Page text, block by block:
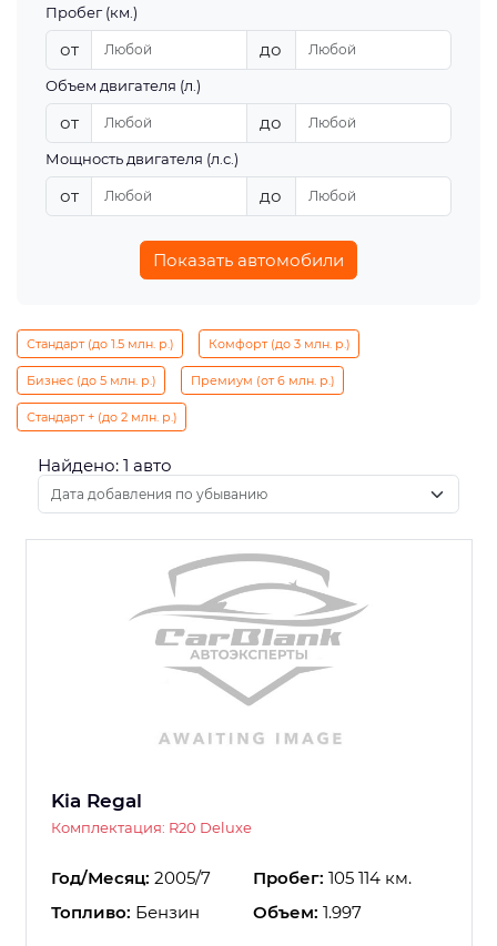
Пробег (км.)
от до
Объем двигателя (л.)
от до
Мощность двигателя (л.с.)
от до
Показать автомобили
Стандарт (до 1.5 млн. р.) Комфорт (до 3 млн. р.)
Бизнес (до 5 млн. р.) Премиум (от 6 млн. р.)
Стандарт + (до 2 млн. р.)
Найдено: 1 авто
Kia Regal
Комплектация: R20 Deluxe
Год/Месяц: 2005/7 Пробег: 105 114 км.
Топливо: Бензин Объем: 1.997